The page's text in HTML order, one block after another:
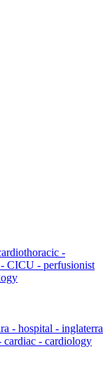
-
CICU - perfusionist
- hospital - inglaterra
- cardiology